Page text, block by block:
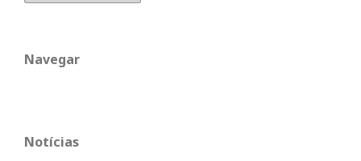
Navegar
Notícias